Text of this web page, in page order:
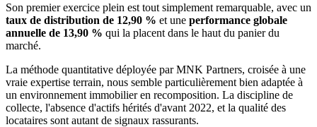
Son premier exercice plein est tout simplement remarquable, avec un
taux de distribution de 12,90 % et une performance globale
annuelle de 13,90 % qui la placent dans le haut du panier du
marché.
La méthode quantitative déployée par MNK Partners, croisée à une
vraie expertise terrain, nous semble particulièrement bien adaptée à
un environnement immobilier en recomposition. La discipline de
collecte, l'absence d'actifs hérités d'avant 2022, et la qualité des
locataires sont autant de signaux rassurants.